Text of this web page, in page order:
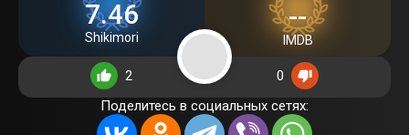
7.46
Shikimori
--
IMDB
2
0
Поделитесь в социальных сетях: